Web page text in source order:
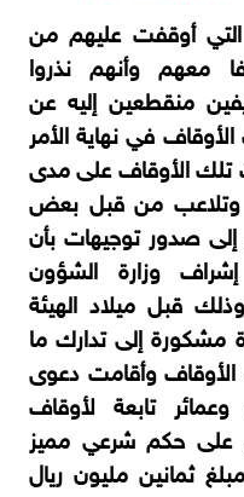
أوقفت عليهم من
معهم وأنهم نذروا
منقطعين إليه عن
في نهاية الأمر
تلك الأوقاف على مدى
وتلاعب من قبل بعض
إلى صدور توجيهات بأن
وزارة الشؤون
وذلك قبل ميلاد الهيئة
مشكورة إلى تدارك ما
وأقامت دعوى
تابعة لأوقاف
على حكم شرعي مميز
ثمانين مليون ريال